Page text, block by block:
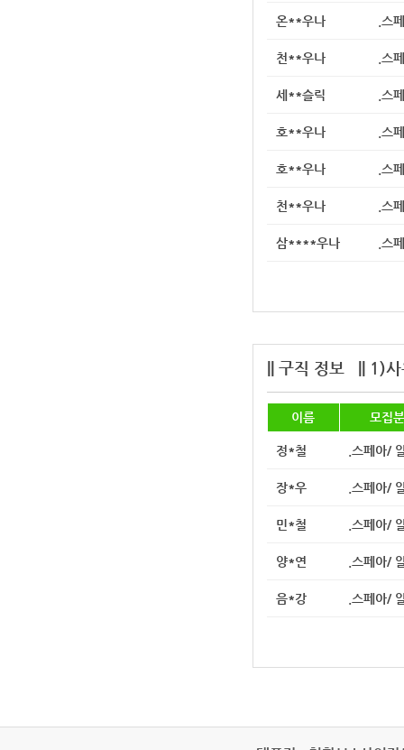
온**우나 .스
천**우나 .스
세**슬릭 .스
호**우나 .스
호**우나 .스
천**우나 .스
삼****우나 .스
|| 구직 정보 || 1)
이름 모집
정*철 .스페아/
장*우 .스페아/
민*철 .스페아/
양*연 .스페아/
음*강 .스페아/